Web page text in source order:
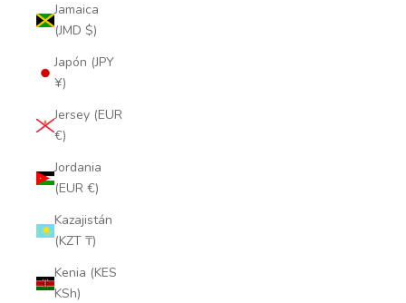
Jamaica
(JMD $)
Japón (JPY
¥)
Jersey (EUR
€)
Jordania
(EUR €)
Kazajistán
(KZT ₸)
Kenia (KES
KSh)